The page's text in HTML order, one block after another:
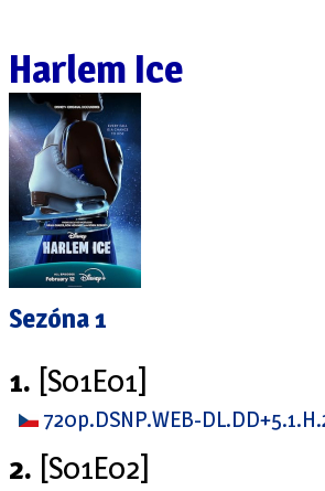
Harlem Ice
Sezóna 1
1. [S01E01]
720p.DSNP.WEB-
2. [S01E02]